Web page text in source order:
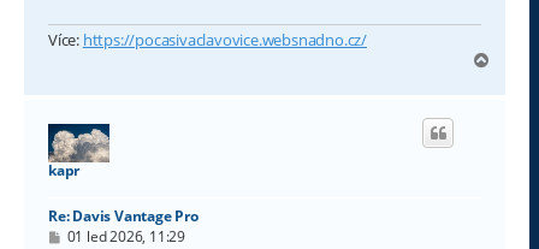
Více: https://pocasivaclavovice.websnadno.cz/
h
kapr
Re: Davis Vantage Pro
P01 led 2026, 11:29